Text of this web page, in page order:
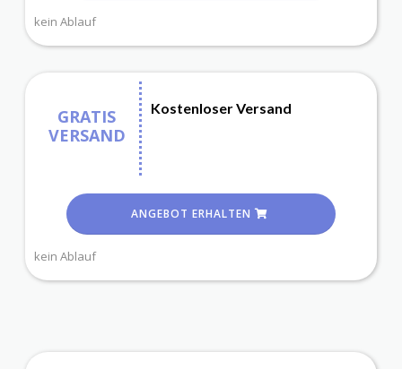
kein Ablauf
GRATIS
VERSAND
Kostenloser Versand
ANGEBOT ERHALTEN
kein Ablauf